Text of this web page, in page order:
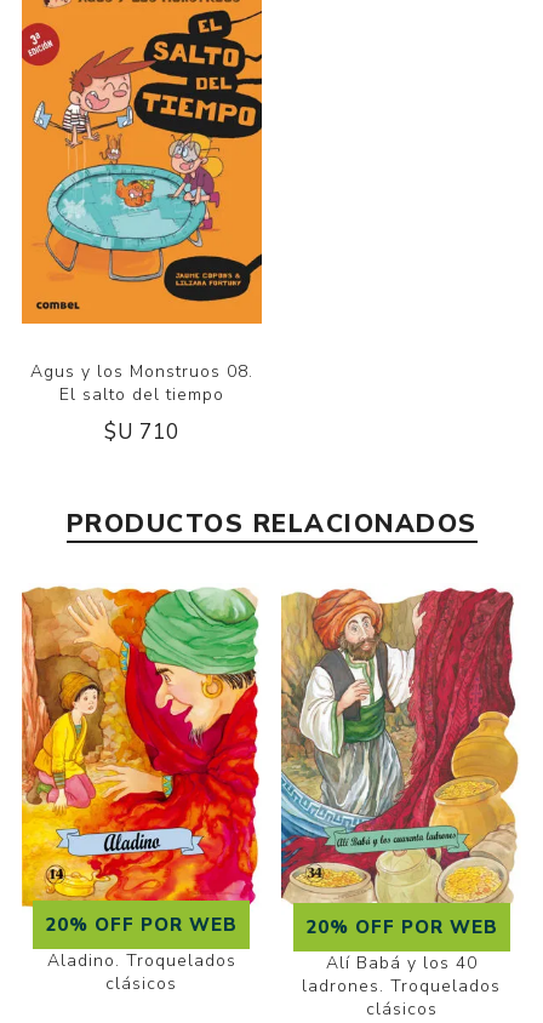
Agus y los Monstruos 08.
El salto del tiempo
$U 710
PRODUCTOS RELACIONADOS
20% OFF POR WEB
Aladino. Troquelados
clásicos
20% OFF POR WEB
Alí Babá y los 40
ladrones. Troquelados
clásicos